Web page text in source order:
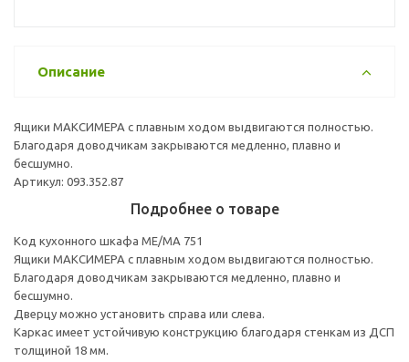
Описание
Ящики МАКСИМЕРА с плавным ходом выдвигаются полностью.
Благодаря доводчикам закрываются медленно, плавно и
бесшумно.
Артикул: 093.352.87
Подробнее о товаре
Код кухонного шкафа ME/MA 751
Ящики МАКСИМЕРА с плавным ходом выдвигаются полностью.
Благодаря доводчикам закрываются медленно, плавно и
бесшумно.
Дверцу можно установить справа или слева.
Каркас имеет устойчивую конструкцию благодаря стенкам из ДСП
толщиной 18 мм.